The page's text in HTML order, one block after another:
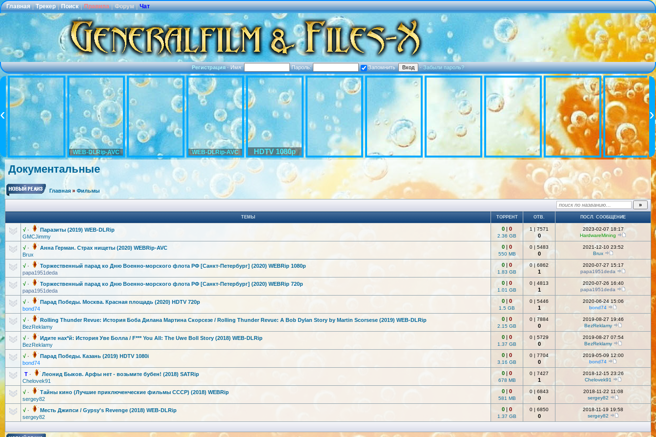
Главная | Трекер | Поиск | Правила | Форум | Чат
Регистрация·Имя: Пароль: Запомнить ·Забыли пароль?
WEB-DLRip-AVC WEB-DLRip-AVC HDTV 1080p
Документальные
Главная » Фильмы
ТЕМЫ ТОРРЕНТ ОТВ. ПОСЛ. СООБЩЕНИЕ
√ ·
Паразиты (2019) WEB-DLRip
GMCJimmy
0 | 0
2.36 GB
1 | 7571
0
2023-02-07 18:17
HardwareMining
√ ·
Анна Герман. Страх нищеты (2020) WEBRip-AVC
Brux
0 | 0
550 MB
0 | 5483
0
2021-12-10 23:52
Brux
√ · Торжественный парад ко Дню Военно-морского флота РФ [Санкт-Петербург] (2020) WEBRip 1080p
papa1951deda
0 | 0
1.83 GB
0 | 6862
1
2020-07-27 15:17
papa1951deda
√ · Торжественный парад ко Дню Военно-морского флота РФ [Санкт-Петербург] (2020) WEBRip 720p
papa1951deda
0 | 0
1.01 GB
0 | 4813
1
2020-07-26 16:40
papa1951deda
√ ·
Парад Победы. Москва. Красная площадь (2020) HDTV 720p
bond74
0 | 0
1.5 GB
0 | 5446
1
2020-06-24 15:06
bond74
√ ·
Rolling Thunder Revue: История Боба Дилана Мартина Скорсезе / Rolling Thunder Revue: A Bob Dylan Story by Martin Scorsese (2019) WEB-DLRip
BezReklamy
0 | 0
2.15 GB
0 | 7884
0
2019-08-27 19:46
BezReklamy
√ ·
Идите нах*й: История Уве Болла / F*** You All: The Uwe Boll Story (2018) WEB-DLRip
BezReklamy
0 | 0
1.37 GB
0 | 5729
0
2019-08-27 07:54
BezReklamy
√ ·
Парад Победы. Казань (2019) HDTV 1080i
bond74
0 | 0
3.16 GB
0 | 7704
0
2019-05-09 12:00
bond74
T ·
Леонид Быков. Арфы нет - возьмите бубен! (2018) SATRip
Chelovek91
0 | 0
678 MB
0 | 7427
1
2018-12-15 23:26
Chelovek91
√ · Тайны кино (Лучшие приключенческие фильмы СССР) (2018) WEBRip
sergey82
0 | 0
581 MB
0 | 6843
0
2018-11-22 11:08
sergey82
√ ·
Месть Джипси / Gypsy's Revenge (2018) WEB-DLRip
sergey82
0 | 0
1.37 GB
0 | 6850
0
2018-11-19 19:58
sergey82